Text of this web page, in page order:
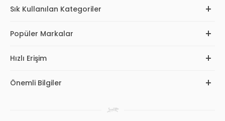
Sık Kullanılan Kategoriler
Popüler Markalar
Hızlı Erişim
Önemli Bilgiler